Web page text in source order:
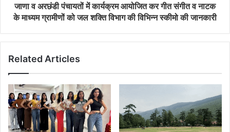
जाणा व अरछंडी पंचायतों में कार्यक्रम आयोजित कर गीत संगीत व नाटक
के माध्यम ग्रामीणों को जल शक्ति विभाग की विभिन्न स्कीमो की जानकारी
Related Articles